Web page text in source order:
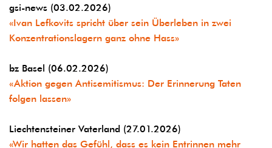
gsi-news (03.02.2026)
«Ivan Lefkovits spricht über sein Überleben in zwei
Konzentrationslagern ganz ohne Hass»
bz Basel (06.02.2026)
«Aktion gegen Antisemitismus: Der Erinnerung Taten
folgen lassen»
Liechtensteiner Vaterland (27.01.2026)
«Wir hatten das Gefühl, dass es kein Entrinnen mehr